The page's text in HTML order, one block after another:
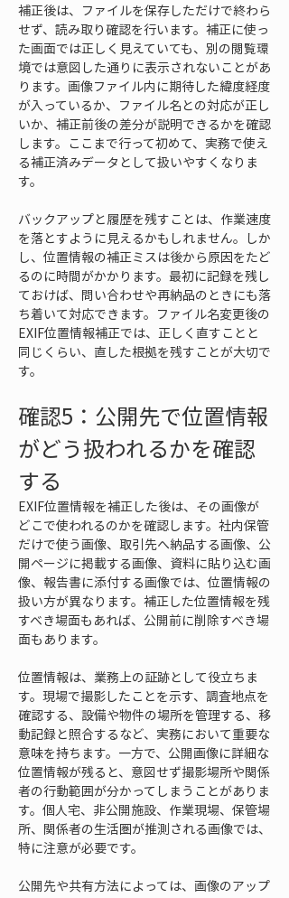
補正後は、ファイルを保存しただけで終わら
せず、読み取り確認を行います。補正に使っ
た画面では正しく見えていても、別の閲覧環
境では意図した通りに表示されないことがあ
ります。画像ファイル内に期待した緯度経度
が入っているか、ファイル名との対応が正し
いか、補正前後の差分が説明できるかを確認
します。ここまで行って初めて、実務で使え
る補正済みデータとして扱いやすくなりま
す。
バックアップと履歴を残すことは、作業速度
を落とすように見えるかもしれません。しか
し、位置情報の補正ミスは後から原因をたど
るのに時間がかかります。最初に記録を残し
ておけば、問い合わせや再納品のときにも落
ち着いて対応できます。ファイル名変更後の
EXIF位置情報補正では、正しく直すことと
同じくらい、直した根拠を残すことが大切で
す。
確認5：公開先で位置情報
がどう扱われるかを確認
する
EXIF位置情報を補正した後は、その画像が
どこで使われるのかを確認します。社内保管
だけで使う画像、取引先へ納品する画像、公
開ページに掲載する画像、資料に貼り込む画
像、報告書に添付する画像では、位置情報の
扱い方が異なります。補正した位置情報を残
すべき場面もあれば、公開前に削除すべき場
面もあります。
位置情報は、業務上の証跡として役立ちま
す。現場で撮影したことを示す、調査地点を
確認する、設備や物件の場所を管理する、移
動記録と照合するなど、実務において重要な
意味を持ちます。一方で、公開画像に詳細な
位置情報が残ると、意図せず撮影場所や関係
者の行動範囲が分かってしまうことがありま
す。個人宅、非公開施設、作業現場、保管場
所、関係者の生活圏が推測される画像では、
特に注意が必要です。
公開先や共有方法によっては、画像のアップ